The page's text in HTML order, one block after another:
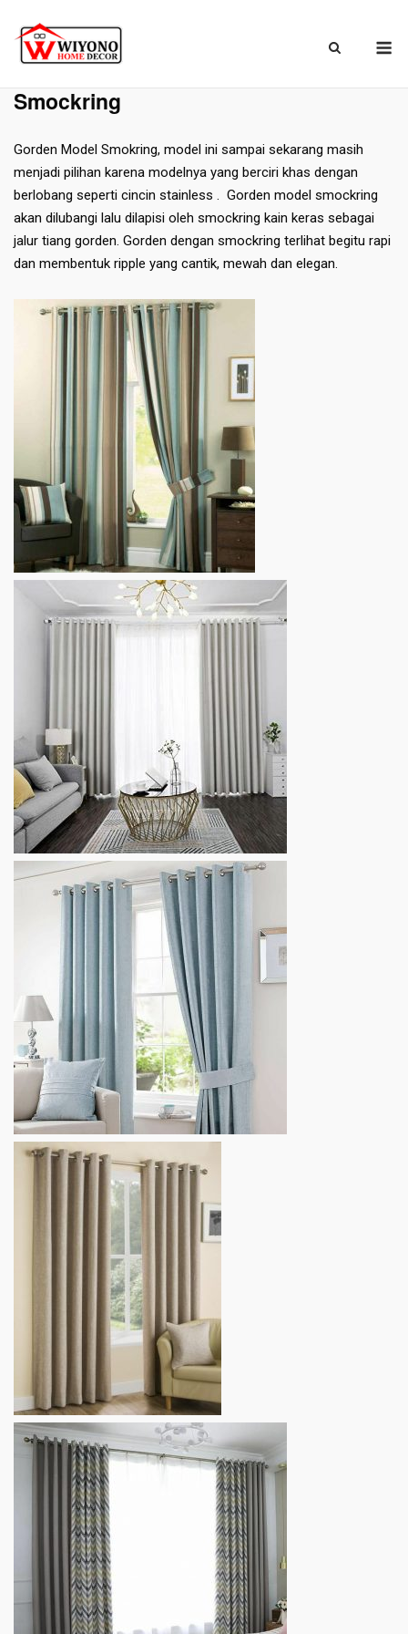
content
Beranda»Gorden»Smockring
Smockring
Gorden Model Smokring, model ini sampai sekarang masih
menjadi pilihan karena modelnya yang berciri khas dengan
berlobang seperti cincin stainless . Gorden model smockring
akan dilubangi lalu dilapisi oleh smockring kain keras sebagai
jalur tiang gorden. Gorden dengan smockring terlihat begitu rapi
dan membentuk ripple yang cantik, mewah dan elegan.